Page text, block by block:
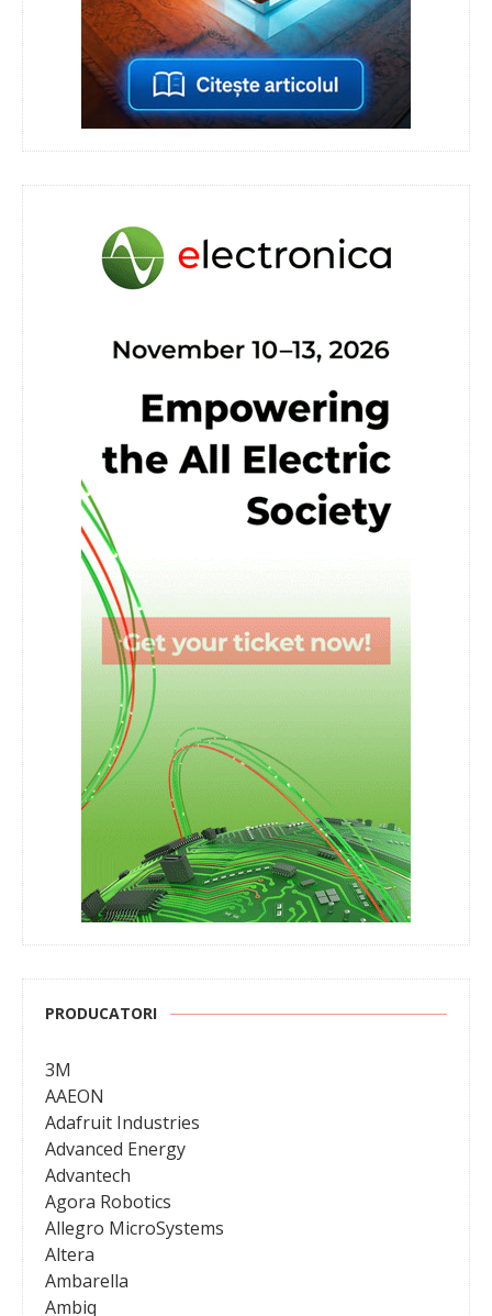
PRODUCATORI
3M
AAEON
Adafruit Industries
Advanced Energy
Advantech
Agora Robotics
Allegro MicroSystems
Altera
Ambarella
Ambiq